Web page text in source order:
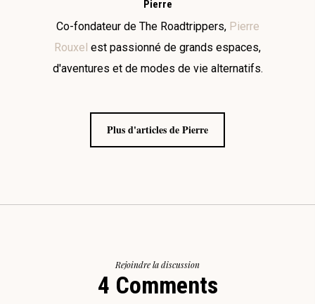
Pierre
Co-fondateur de The Roadtrippers, Pierre
Rouxel est passionné de grands espaces,
d'aventures et de modes de vie alternatifs.
Plus d'articles de Pierre
Rejoindre la discussion
4 Comments